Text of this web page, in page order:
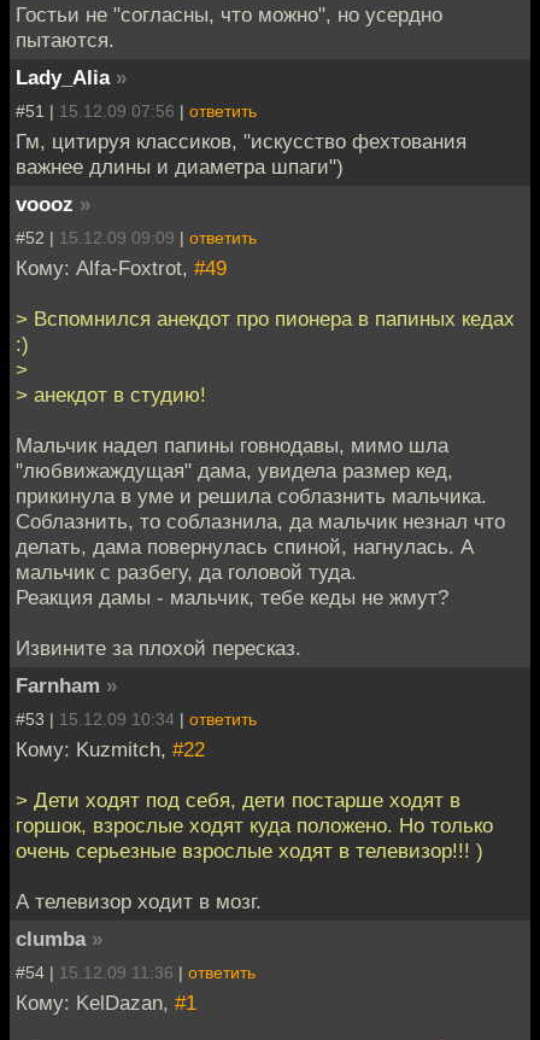
Гостьи не "согласны, что можно", но усердно
пытаются.
Lady_Alia »
#51 | 15.12.09 07:56 | ответить
Гм, цитируя классиков, "искусство фехтования
важнее длины и диаметра шпаги")
voooz »
#52 | 15.12.09 09:09 | ответить
Кому: Alfa-Foxtrot, #49
> Вспомнился анекдот про пионера в папиных кедах
:)
>
> анекдот в студию!
Мальчик надел папины говнодавы, мимо шла
"любвижаждущая" дама, увидела размер кед,
прикинула в уме и решила соблазнить мальчика.
Соблазнить, то соблазнила, да мальчик незнал что
делать, дама повернулась спиной, нагнулась. А
мальчик с разбегу, да головой туда.
Реакция дамы - мальчик, тебе кеды не жмут?
Извините за плохой пересказ.
Farnham »
#53 | 15.12.09 10:34 | ответить
Кому: Kuzmitch, #22
> Дети ходят под себя, дети постарше ходят в
горшок, взрослые ходят куда положено. Но только
очень серьезные взрослые ходят в телевизор!!! )
А телевизор ходит в мозг.
clumba »
#54 | 15.12.09 11:36 | ответить
Кому: KelDazan, #1